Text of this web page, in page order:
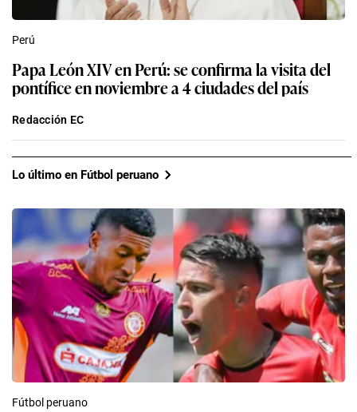
Perú
Papa León XIV en Perú: se confirma la visita del
pontífice en noviembre a 4 ciudades del país
Redacción EC
Lo último en Fútbol peruano
Fútbol peruano